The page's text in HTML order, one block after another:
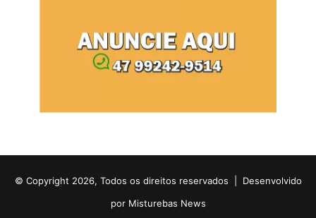
© Copyright 2026, Todos os direitos reservados | Desenvolvido
por Misturebas News